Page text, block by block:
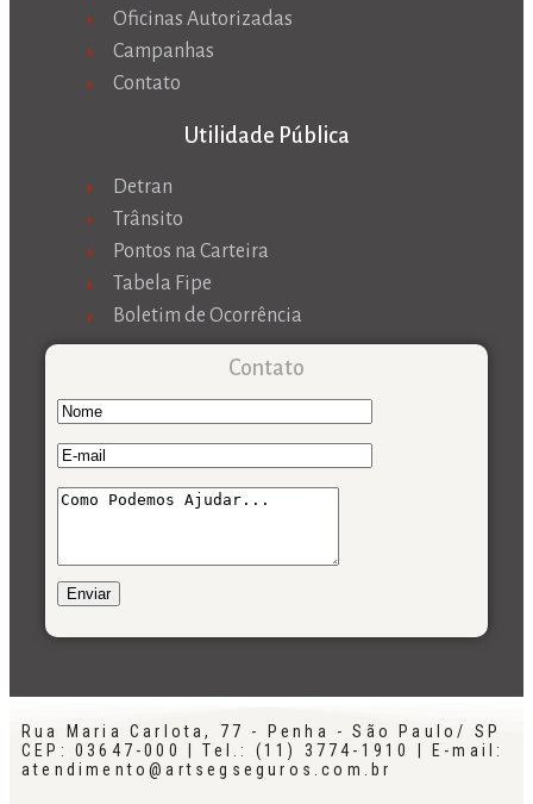
Oficinas Autorizadas
Campanhas
Contato
Utilidade Pública
Detran
Trânsito
Pontos na Carteira
Tabela Fipe
Boletim de Ocorrência
Contato
Rua Maria Carlota, 77 - Penha - São Paulo/ SP
CEP: 03647-000 | Tel.: (11) 3774-1910 | E-mail:
atendimento@artsegseguros.com.br